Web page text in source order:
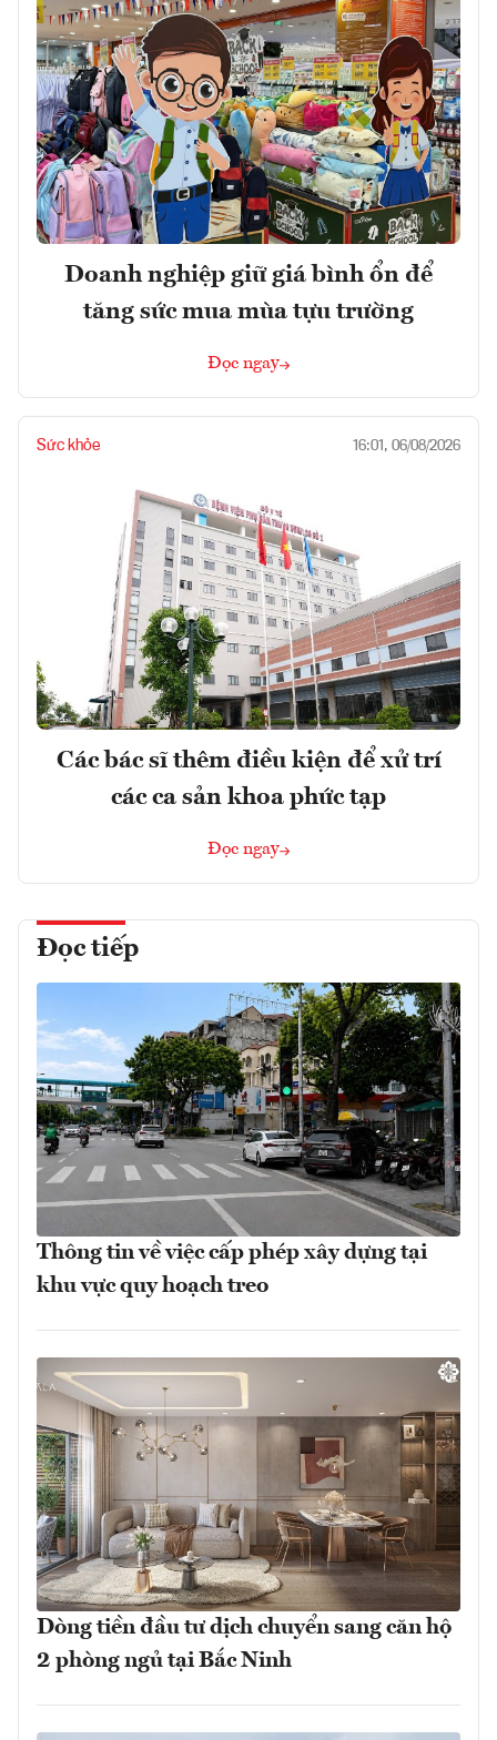
Doanh nghiệp giữ giá bình ổn để
tăng sức mua mùa tựu trường
Đọc ngay
Sức khỏe 16:01, 06/08/2026
Các bác sĩ thêm điều kiện để xử trí
các ca sản khoa phức tạp
Đọc ngay
Đọc tiếp
Thông tin về việc cấp phép xây dựng tại
khu vực quy hoạch treo
Dòng tiền đầu tư dịch chuyển sang căn hộ
2 phòng ngủ tại Bắc Ninh